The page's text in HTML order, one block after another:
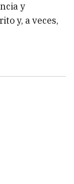
y
y, a veces,